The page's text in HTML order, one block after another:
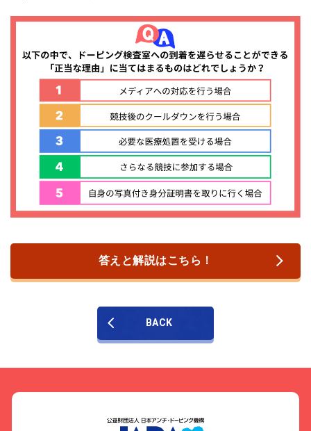
答えと解説はこちら！
BACK